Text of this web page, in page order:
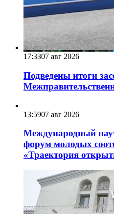
17:3307 авг 2026
Подведены итоги
13:5907 авг 2026
Международный
форум молодых
«Траектория